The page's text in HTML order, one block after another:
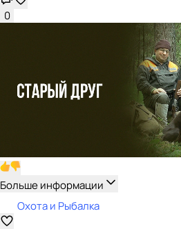
0
Больше информации
Охота и Рыбалка